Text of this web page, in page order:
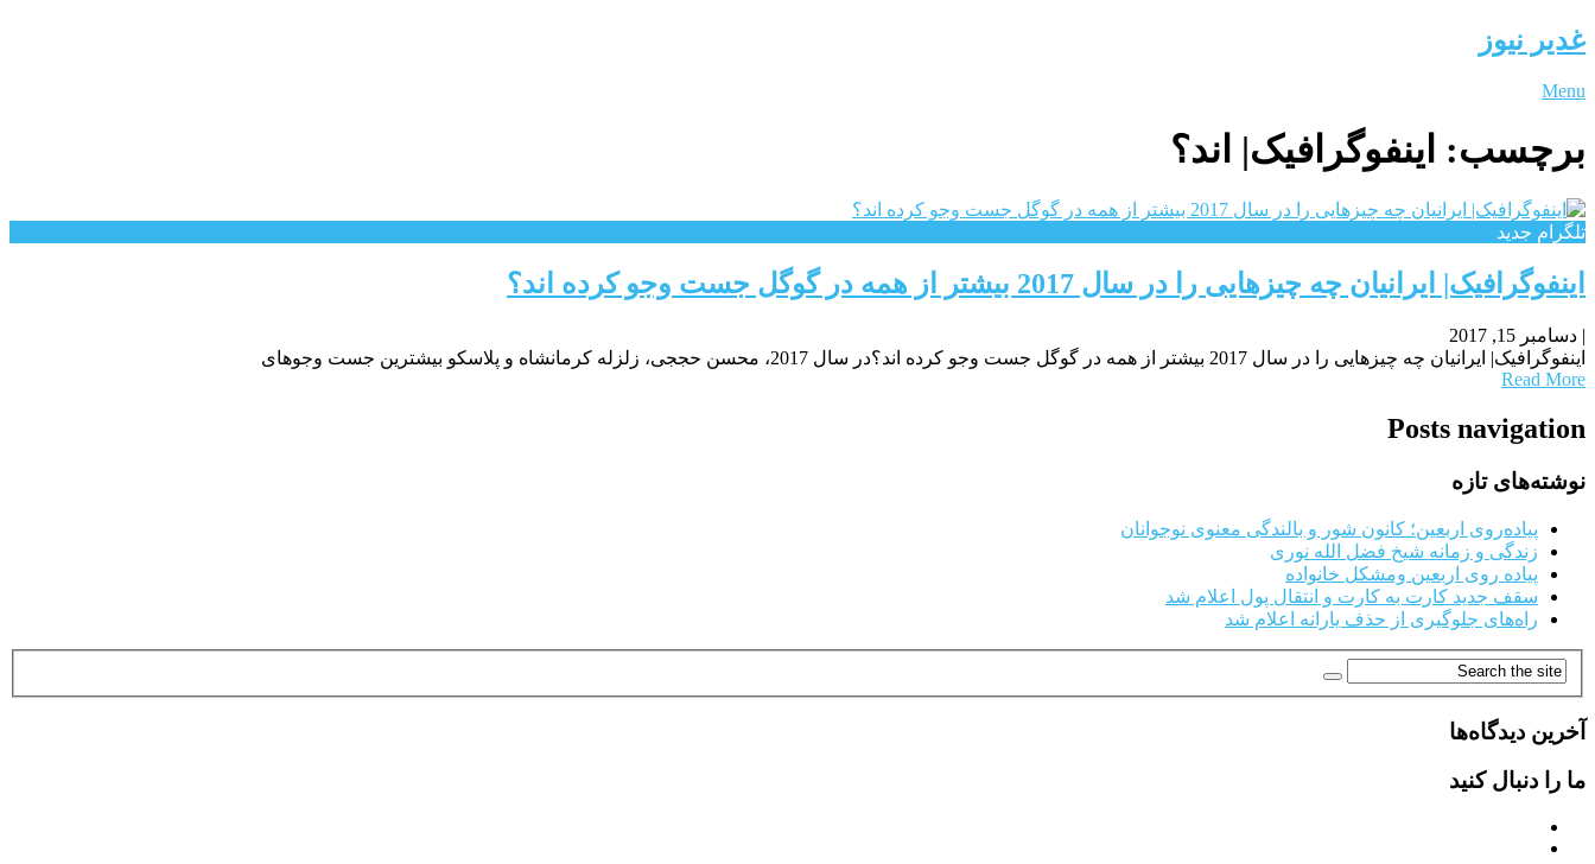
غدیر نیوز
Menu
برچسب: اینفوگرافیک| اند؟
تلگرام جدید
اینفوگرافیک| ایرانیان چه چیزهایی را در سال 2017 بیشتر از همه در گوگل جست وجو کرده اند؟
| دسامبر 15, 2017
اینفوگرافیک| ایرانیان چه چیزهایی را در سال 2017 بیشتر از همه در گوگل جست وجو کرده اند؟در سال 2017، محسن حججی، زلزله کرمانشاه و پلاسکو بیشترین جست وجوهای
Read More
Posts navigation
نوشته‌های تازه
پیاده‌روی اربعین؛ کانون شور و بالندگی معنوی نوجوانان
زندگی و زمانه شیخ فضل الله نوری
پیاده روی اربعین ومشکل خانواده
سقف جدید کارت به کارت و انتقال پول اعلام شد
راه‌های جلوگیری از حذف یارانه اعلام شد
آخرین دیدگاه‌ها
ما را دنبال کنید